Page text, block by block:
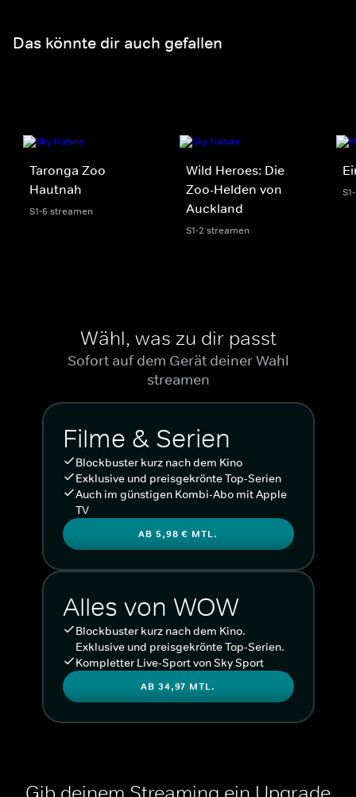
Das könnte dir auch gefallen
Taronga Zoo
Hautnah
S1-6 streamen
Wild Heroes: Die
Zoo-Helden von
Auckland
S1-2 streamen
Wähl, was zu dir passt
Sofort auf dem Gerät deiner Wahl
streamen
Filme & Serien
Blockbuster kurz nach dem Kino
Exklusive und preisgekrönte Top-Serien
Auch im günstigen Kombi-Abo mit Apple
TV
AB 5,98 € MTL.
Alles von WOW
Blockbuster kurz nach dem Kino.
Exklusive und preisgekrönte Top-Serien.
Kompletter Live-Sport von Sky Sport
AB 34,97 MTL.
Gib deinem Streaming ein Upgrade